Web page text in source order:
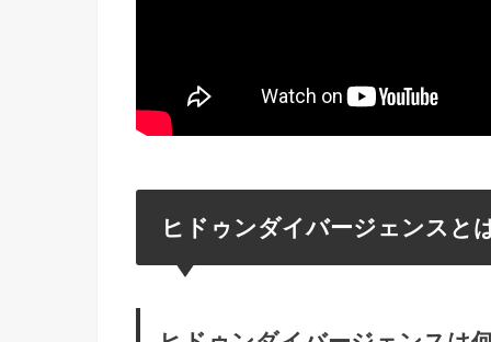
ヒドゥンダイバージェンスと